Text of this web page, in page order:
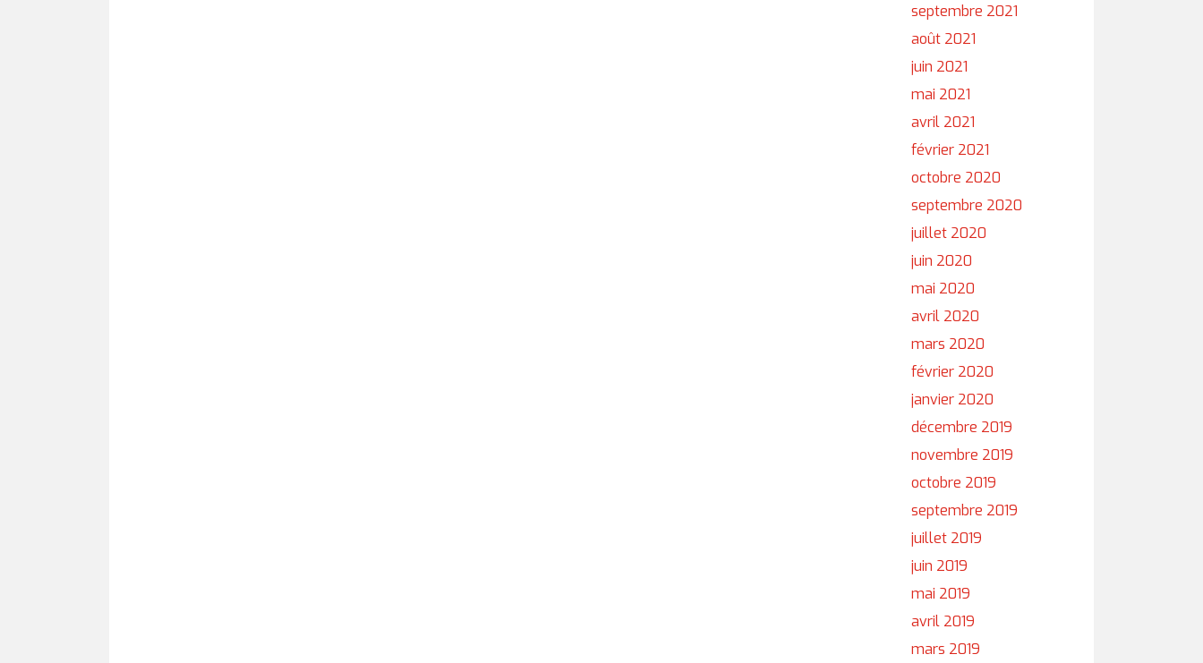
septembre 2021
août 2021
juin 2021
mai 2021
avril 2021
février 2021
octobre 2020
septembre 2020
juillet 2020
juin 2020
mai 2020
avril 2020
mars 2020
février 2020
janvier 2020
décembre 2019
novembre 2019
octobre 2019
septembre 2019
juillet 2019
juin 2019
mai 2019
avril 2019
mars 2019